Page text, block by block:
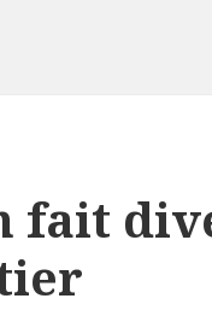
fait